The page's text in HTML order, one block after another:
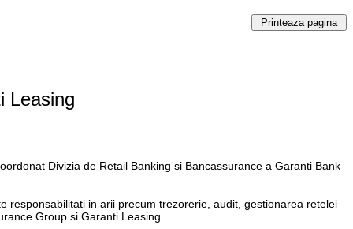
Leasing
Divizia de Retail Banking si Bancassurance a Garanti Bank
responsabilitati in arii precum trezorerie, audit, gestionarea retelei
Group si Garanti Leasing.